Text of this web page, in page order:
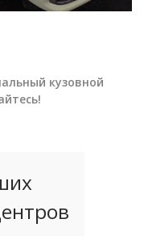
кузовной